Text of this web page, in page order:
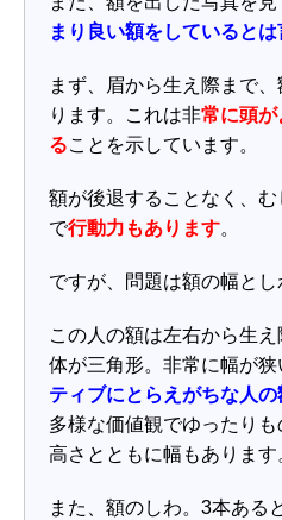
まり良い額をしていると
まず、眉から生え際まで
ります。これは非常に頭が
ることを示しています。
額が後退することなく、
で行動力もあります。
ですが、問題は額の幅とし
この人の額は左右から生
体が三角形。非常に幅が狭
ティブにとらえがちな人の
多様な価値観でゆったり
高さとともに幅もあります
また、額のしわ。3本ある